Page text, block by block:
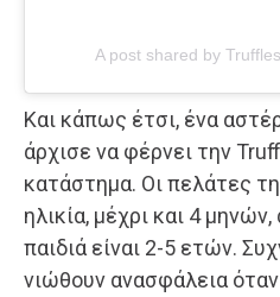
A post shared by
Και κάπως έτσι, ένα
άρχισε να φέρνει την
κατάστημα. Οι πελάτες
ηλικία, μέχρι και 4
παιδιά είναι 2-5 ετών.
νιώθουν ανασφάλεια